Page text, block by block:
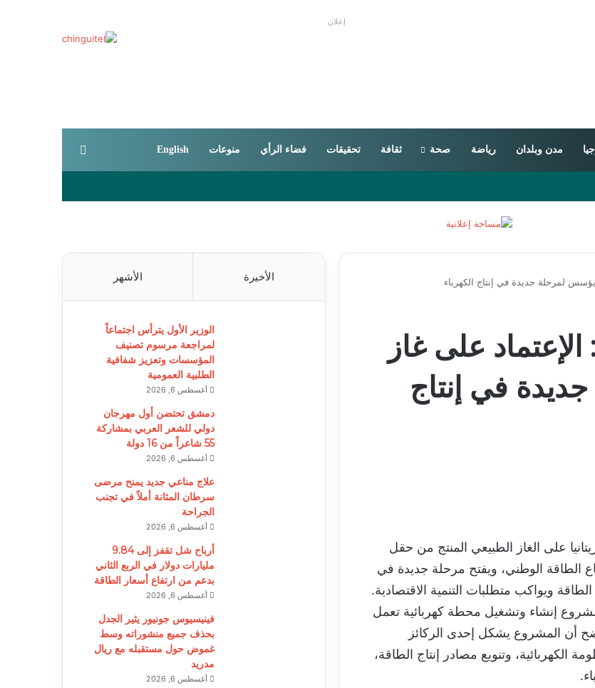
إعلان
مدن وبلدان رياضة صحة ثقافة تحقيقات فضاء الرأي منوعات English
يؤسس لمرحلة جديدة في إنتاج الكهرباء
على غاز
في إنتاج
على الغاز الطبيعي المنتج من حقل
الطاقة الوطني، ويفتح مرحلة جديدة في
ويواكب متطلبات التنمية الاقتصادية.
إنشاء وتشغيل محطة كهربائية تعمل
حيث أوضح أن المشروع يشكل إحدى الركائز
الكهربائية، وتنويع مصادر إنتاج الطاقة،
الأخيرة الأشهر
الوزير الأول يترأس اجتماعاً
لمراجعة مرسوم تصنيف
المؤسسات وتعزيز شفافية
الطلبية العمومية
أغسطس 6, 2026
دمشق تحتضن أول مهرجان
دولي للشعر العربي بمشاركة
55 شاعراً من 16 دولة
أغسطس 6, 2026
علاج مناعي جديد يمنح مرضى
سرطان المثانة أملاً في تجنب
الجراحة
أغسطس 6, 2026
أرباح شل تقفز إلى 9.84
مليارات دولار في الربع الثاني
بدعم من ارتفاع أسعار الطاقة
أغسطس 6, 2026
فينيسيوس جونيور يثير الجدل
بحذف جميع منشوراته وسط
غموض حول مستقبله مع ريال
مدريد
أغسطس 6, 2026